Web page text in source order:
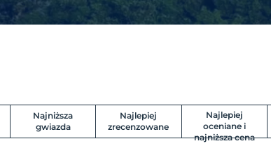
Najniższa
gwiazda
Najlepiej
zrecenzowane
Najlepiej
oceniane i
najniższa cena